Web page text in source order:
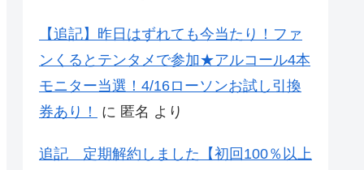
【追記】昨日はずれても今当たり！ファ
ンくるとテンタメで参加★アルコール4本
モニター当選！4/16ローソンお試し引換
券あり！
に 匿名 より
追記 定期解約しました【初回100％以上